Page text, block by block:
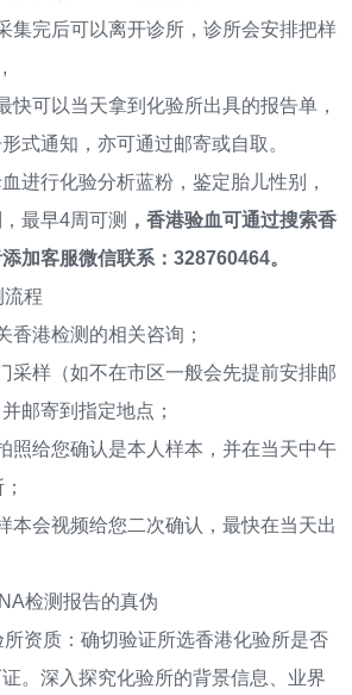
完后可以离开诊所，诊所会安排把样
可以当天拿到化验所出具的报告单，
式通知，亦可通过邮寄或自取。
行化验分析蓝粉，鉴定胎儿性别，
最早4周可测 ，香港验血可通过搜索香
加客服微信联系：328760464。
程
港检测的相关咨询；
样（如不在市区一般会先提前安排邮
邮寄到指定地点；
给您确认是本人样本，并在当天中午
会视频给您二次确认，最快在当天出
检测报告的真伪
质：确切验证所选香港化验所是否
。深入探究化验所的背景信息、业界